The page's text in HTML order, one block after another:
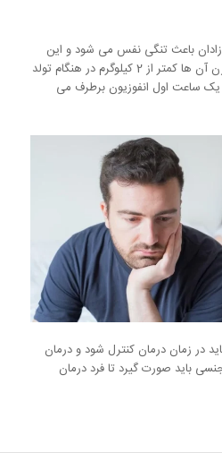
10 تا 12 درصد نوزادان باعث تنگی نفس می شود و این
عارضه بیش تر در نوزادانی که وزن آن ها کمتر از 2 کیلوگرم در هنگام تولد
ساعت اول انفوزیون برطرف می
در زمان درمان کنترل شود و درمان
باید صورت گیرد تا فرد درمان